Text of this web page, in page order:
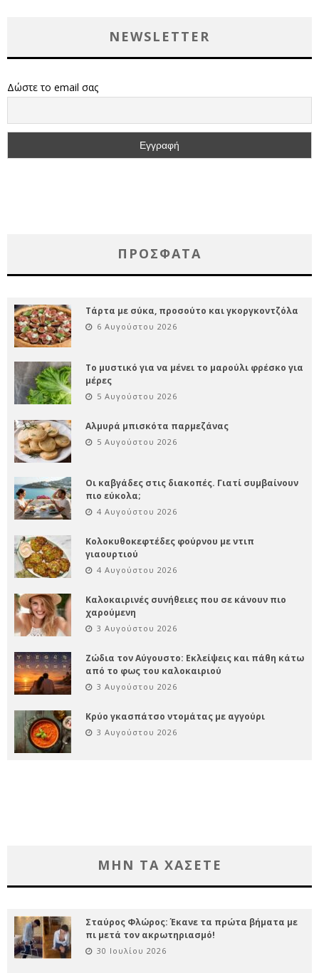
NEWSLETTER
Δώστε το email σας
ΠΡΌΣΦΑΤΑ
Τάρτα με σύκα, προσούτο και γκοργκοντζόλα
6 Αυγούστου 2026
Το μυστικό για να μένει το μαρούλι φρέσκο για
μέρες
5 Αυγούστου 2026
Αλμυρά μπισκότα παρμεζάνας
5 Αυγούστου 2026
Οι καβγάδες στις διακοπές. Γιατί συμβαίνουν
πιο εύκολα;
4 Αυγούστου 2026
Κολοκυθοκεφτέδες φούρνου με ντιπ
γιαουρτιού
4 Αυγούστου 2026
Καλοκαιρινές συνήθειες που σε κάνουν πιο
χαρούμενη
3 Αυγούστου 2026
Ζώδια τον Αύγουστο: Εκλείψεις και πάθη κάτω
από το φως του καλοκαιριού
3 Αυγούστου 2026
Κρύο γκασπάτσο ντομάτας με αγγούρι
3 Αυγούστου 2026
ΜΗΝ ΤΑ ΧΑΣΕΤΕ
Σταύρος Φλώρος: Έκανε τα πρώτα βήματα με
πι μετά τον ακρωτηριασμό!
30 Ιουλίου 2026